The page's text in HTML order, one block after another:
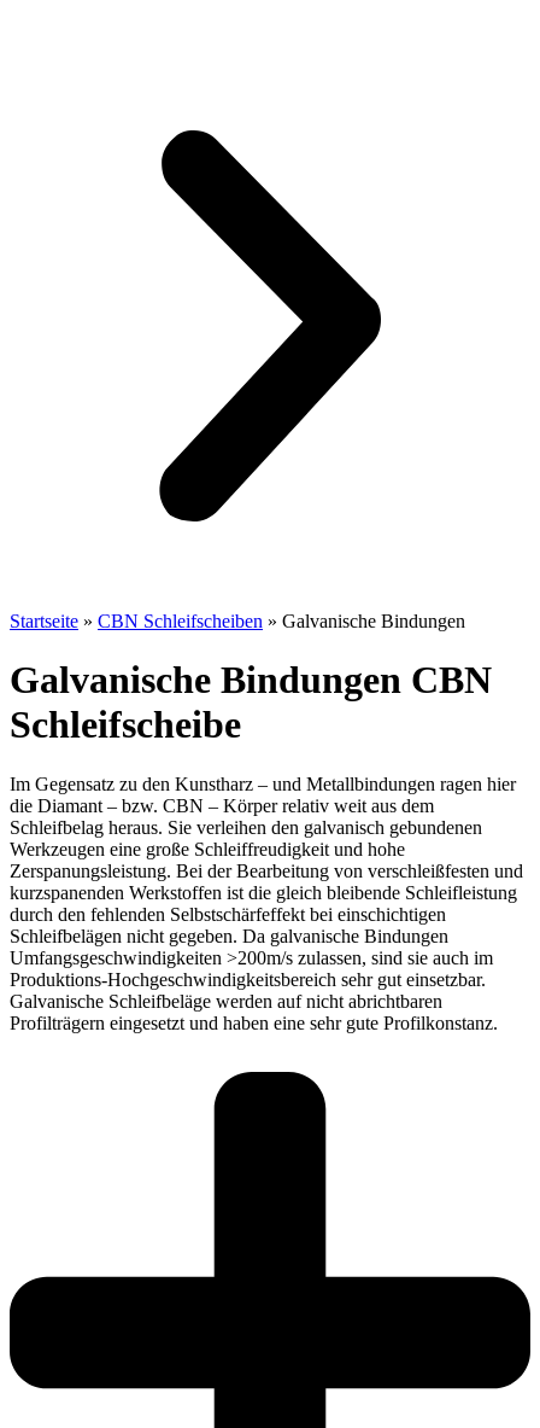
Startseite » CBN Schleifscheiben » Galvanische Bindungen
Galvanische Bindungen CBN
Schleifscheibe
Im Gegensatz zu den Kunstharz – und Metallbindungen ragen hier
die Diamant – bzw. CBN – Körper relativ weit aus dem
Schleifbelag heraus. Sie verleihen den galvanisch gebundenen
Werkzeugen eine große Schleiffreudigkeit und hohe
Zerspanungsleistung. Bei der Bearbeitung von verschleißfesten und
kurzspanenden Werkstoffen ist die gleich bleibende Schleifleistung
durch den fehlenden Selbstschärfeffekt bei einschichtigen
Schleifbelägen nicht gegeben. Da galvanische Bindungen
Umfangsgeschwindigkeiten >200m/s zulassen, sind sie auch im
Produktions-Hochgeschwindigkeitsbereich sehr gut einsetzbar.
Galvanische Schleifbeläge werden auf nicht abrichtbaren
Profilträgern eingesetzt und haben eine sehr gute Profilkonstanz.